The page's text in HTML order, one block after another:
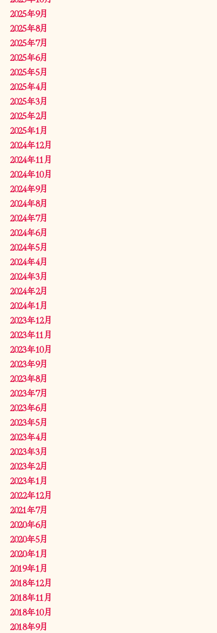
2025年9月
2025年8月
2025年7月
2025年6月
2025年5月
2025年4月
2025年3月
2025年2月
2025年1月
2024年12月
2024年11月
2024年10月
2024年9月
2024年8月
2024年7月
2024年6月
2024年5月
2024年4月
2024年3月
2024年2月
2024年1月
2023年12月
2023年11月
2023年10月
2023年9月
2023年8月
2023年7月
2023年6月
2023年5月
2023年4月
2023年3月
2023年2月
2023年1月
2022年12月
2021年7月
2020年6月
2020年5月
2020年1月
2019年1月
2018年12月
2018年11月
2018年10月
2018年9月